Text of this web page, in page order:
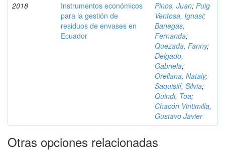
2018
Instrumentos económicos
para la gestión de
residuos de envases en
Ecuador
Pinos, Juan; Puig
Ventosa, Ignasi;
Banegas,
Fernanda;
Quezada, Fanny;
Delgado,
Gabriela;
Orellana, Nataly;
Saquisilí, Silvia;
Quindi, Toa;
Chacón Vintimilla,
Gustavo Javier
Otras opciones relacionadas